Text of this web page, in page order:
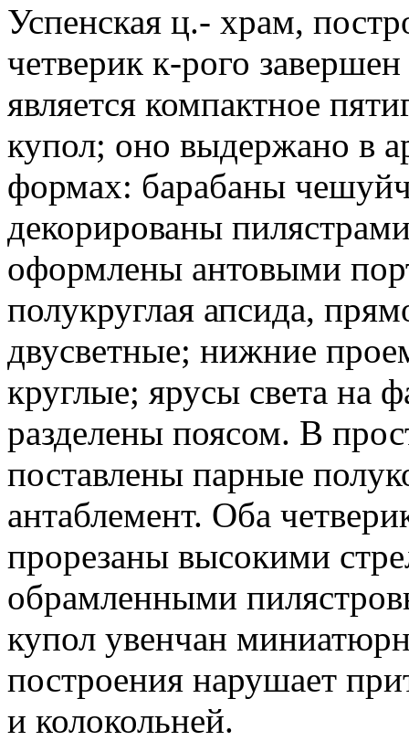
Успенская ц.- храм,
четверик к-рого
является компактное
купол; оно выдержано в
формах: барабаны
декорированы
оформлены антовыми
полукруглая апсида,
двусветные; нижние
круглые; ярусы света на
разделены поясом. В
поставлены парные
антаблемент. Оба
прорезаны высокими
обрамленными
купол увенчан
построения нарушает
и колокольней.